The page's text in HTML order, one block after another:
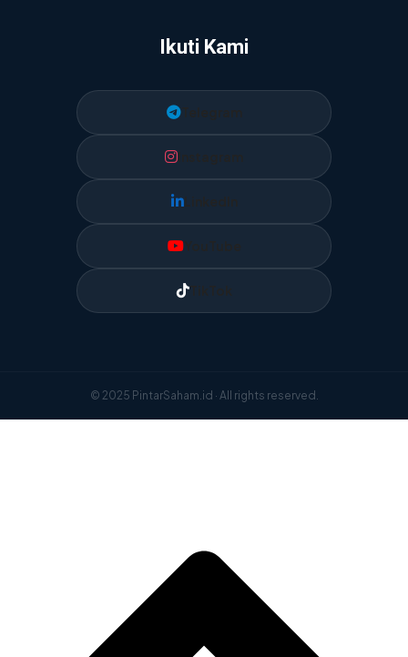
Ikuti Kami
Telegram
LinkedIn
YouTube
TikTok
© 2025 PintarSaham.id · All rights reserved.